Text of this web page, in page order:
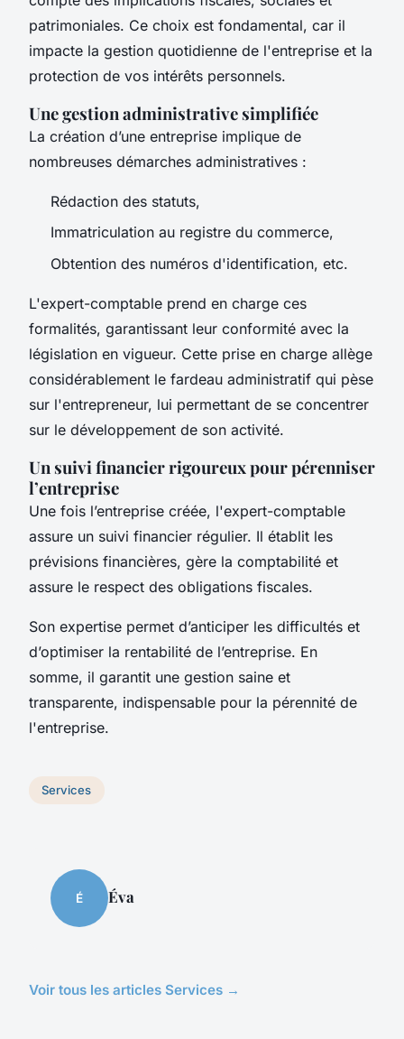
patrimoniales. Ce choix est fondamental, car il
impacte la gestion quotidienne de l'entreprise et la
protection de vos intérêts personnels.
Une gestion administrative simplifiée
La création d’une entreprise implique de
nombreuses démarches administratives :
Rédaction des statuts,
Immatriculation au registre du commerce,
Obtention des numéros d'identification, etc.
L'expert-comptable prend en charge ces
formalités, garantissant leur conformité avec la
législation en vigueur. Cette prise en charge allège
considérablement le fardeau administratif qui pèse
sur l'entrepreneur, lui permettant de se concentrer
sur le développement de son activité.
Un suivi financier rigoureux pour pérenniser
l’entreprise
Une fois l’entreprise créée, l'expert-comptable
assure un suivi financier régulier. Il établit les
prévisions financières, gère la comptabilité et
assure le respect des obligations fiscales.
Son expertise permet d’anticiper les difficultés et
d’optimiser la rentabilité de l’entreprise. En
somme, il garantit une gestion saine et
transparente, indispensable pour la pérennité de
l'entreprise.
Services
É Éva
Voir tous les articles Services →